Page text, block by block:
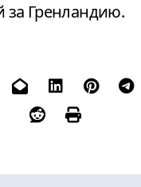
за Гренландию.